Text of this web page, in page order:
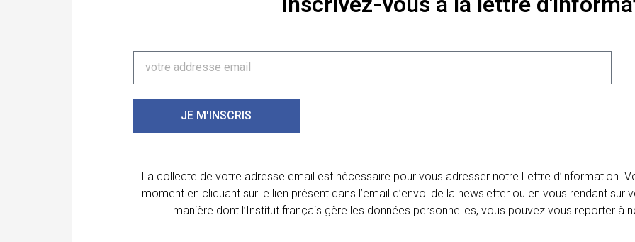
JE M'INSCRIS
La collecte de votre adresse email est nécessaire pour vous adresser notre Lettre d’information.
moment en cliquant sur le lien présent dans l’email d’envoi de la newsletter ou en vous rendant
manière dont l’Institut français gère les données personnelles, vous pouvez vous reporter à